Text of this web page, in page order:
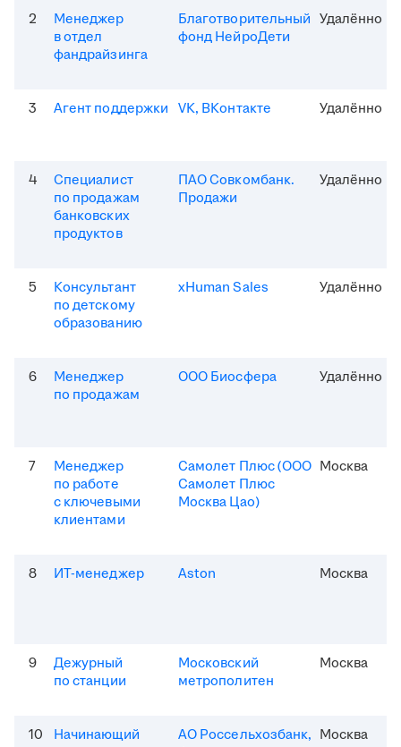
2
Менеджер
в отдел
фандрайзинга
Благотворительный
фонд НейроДети
Удалённо
3 Агент поддержки VK, ВКонтакте Удалённо
4
Специалист
по продажам
банковских
продуктов
ПАО Совкомбанк.
Продажи
Удалённо
5
Консультант
по детскому
образованию
xHuman Sales Удалённо
6
Менеджер
по продажам
ООО Биосфера Удалённо
7
Менеджер
по работе
с ключевыми
клиентами
Самолет Плюс (ООО
Самолет Плюс
Москва Цао)
Москва
8 ИТ-менеджер Aston Москва
9
Дежурный
по станции
Московский
метрополитен
Москва
10
Начинающий
АО Россельхозбанк, Москва